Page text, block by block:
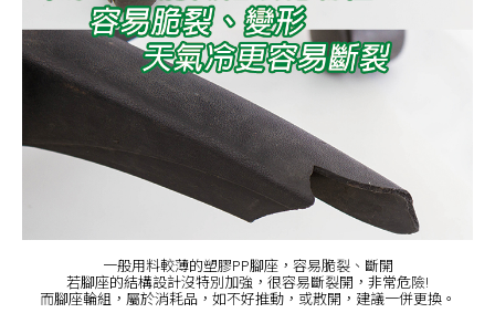
一般用料較薄的塑膠PP腳座，容易脆裂、斷開
若腳座的結構設計沒特別加強，很容易斷裂開，非常危險!
而腳座輪組，屬於消耗品，如不好推動，或散開，建議一併更換。